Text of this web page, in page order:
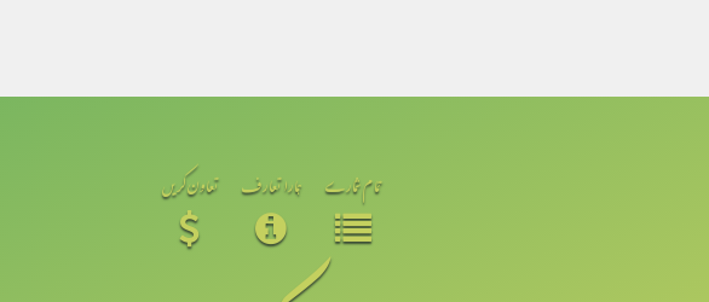
تمام شمارے ہمارا تعارف تعاون کریں